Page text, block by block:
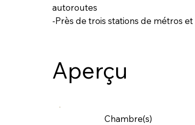
autoroutes
-Près de trois stations de métros
Aperçu
Chambre(s)